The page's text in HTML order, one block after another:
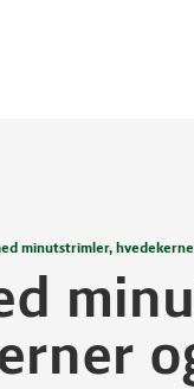
minutstrimler,